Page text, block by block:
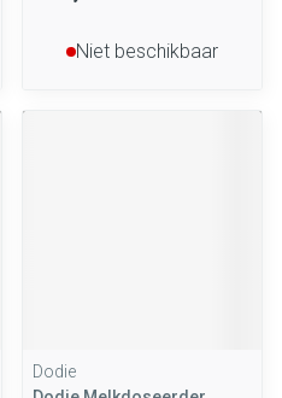
Niet beschikbaar
Dodie